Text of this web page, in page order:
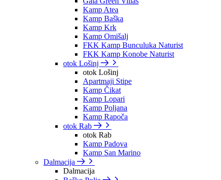
Kamp Atea
Kamp Baška
Kamp Krk
Kamp Omišalj
FKK Kamp Bunculuka Naturist
FKK Kamp Konobe Naturist
otok Lošinj
otok Lošinj
Apartmaji Stipe
Kamp Čikat
Kamp Lopari
Kamp Poljana
Kamp Rapoča
otok Rab
otok Rab
Kamp Padova
Kamp San Marino
Dalmacija
Dalmacija